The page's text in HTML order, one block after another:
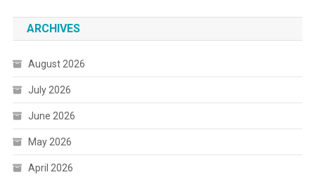
ARCHIVES
August 2026
July 2026
June 2026
May 2026
April 2026